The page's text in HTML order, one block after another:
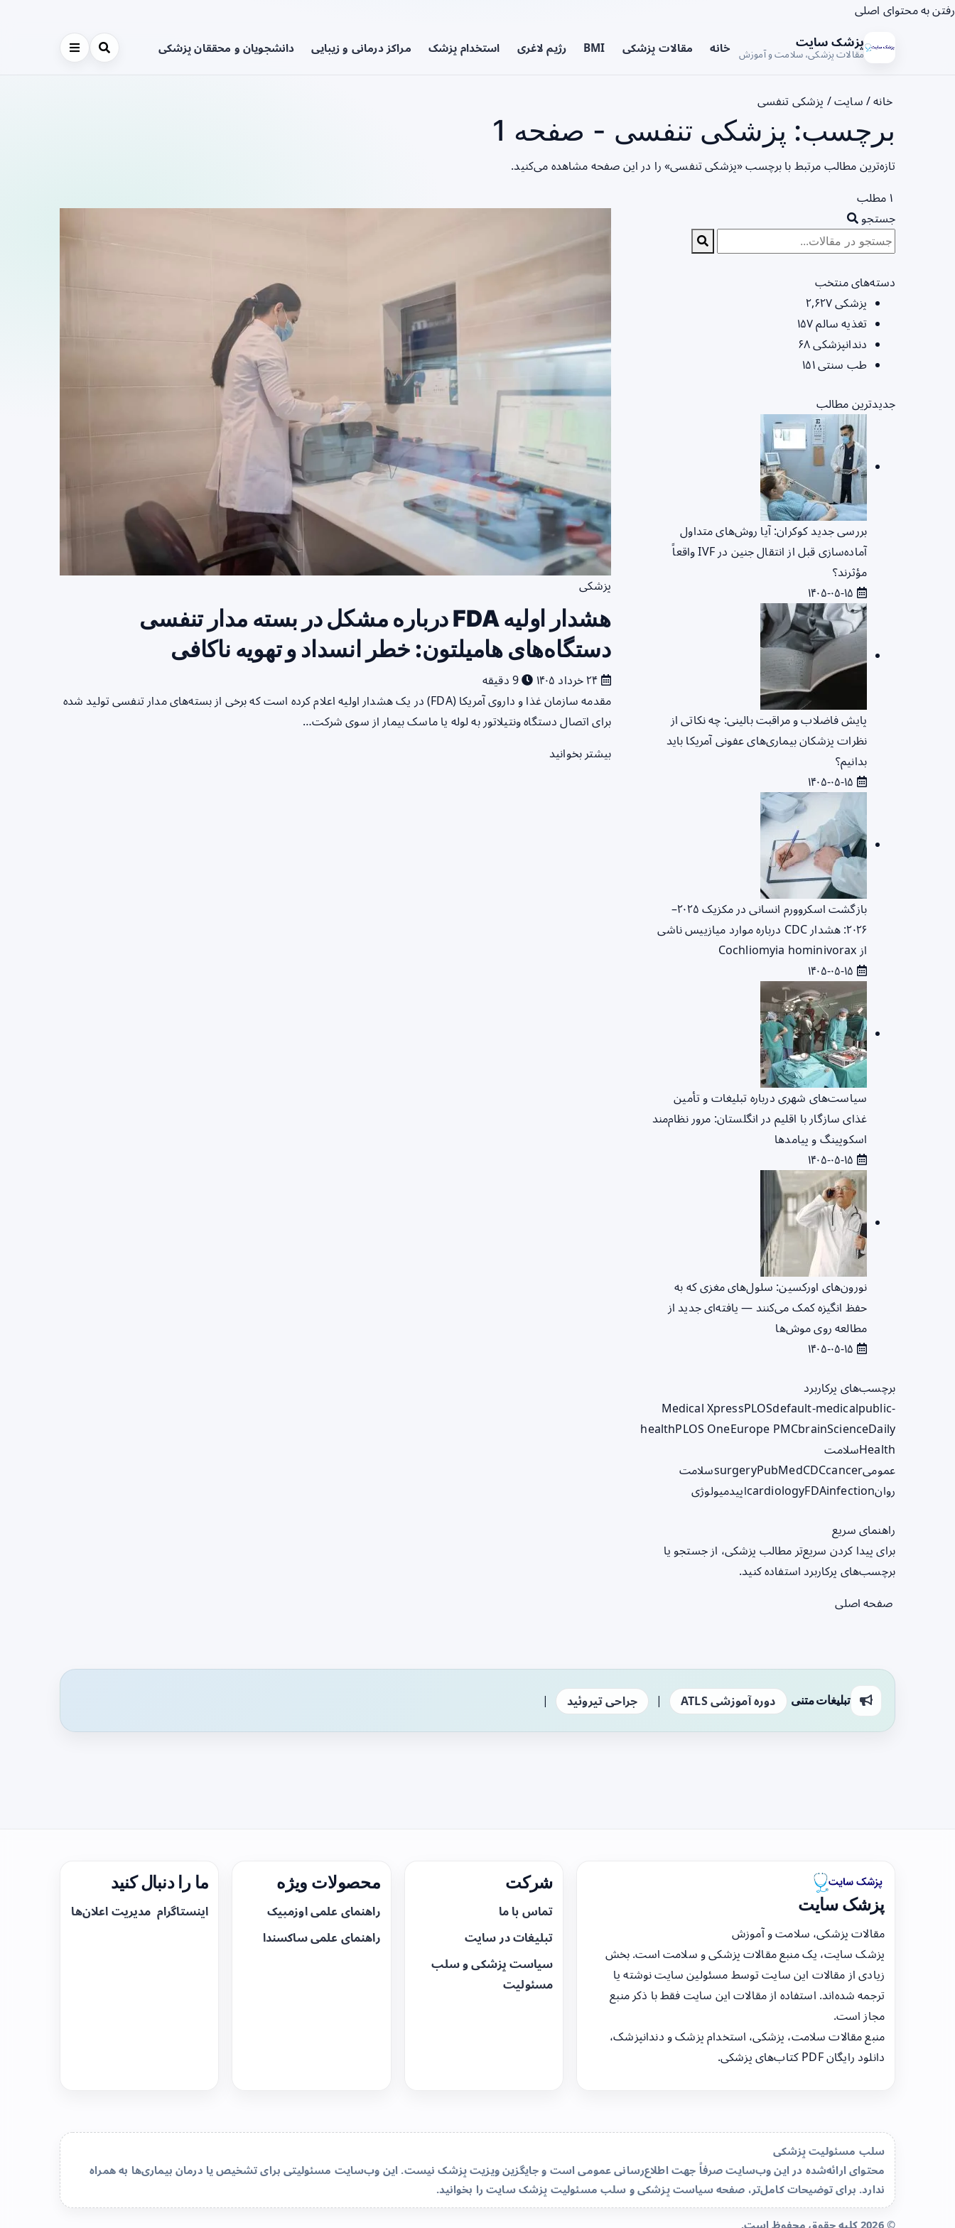
رفتن به محتوای اصلی
پزشک سایت
مقالات پزشکی، سلامت و آموزش خانه مقالات پزشکی BMI رژیم لاغری استخدام پزشک مراکز درمانی و زیبایی دانشجویان و محققان پزشکی
خانه/ سایت/ پزشکی تنفسی
برچسب: پزشکی تنفسی - صفحه 1
تازه‌ترین مطالب مرتبط با برچسب «پزشکی تنفسی» را در این صفحه مشاهده می‌کنید.
۱ مطلب
پزشکی
هشدار اولیه FDA درباره مشکل در بسته مدار تنفسی
دستگاه‌های هامیلتون: خطر انسداد و تهویه ناکافی
9 دقیقه
مقدمه سازمان غذا و داروی آمریکا (FDA) در یک هشدار اولیه اعلام کرده است که برخی از بسته‌های مدار تنفسی تولید شده
برای اتصال دستگاه ونتیلاتور به لوله یا ماسک بیمار از سوی شرکت…
بیشتر بخوانید
جستجو
دسته‌های منتخب
پزشکی۲,۶۲۷
تغذیه سالم۱۵۷
دندانپزشکی۶۸
طب سنتی۱۵۱
جدیدترین مطالب
بررسی جدید کوکران: آیا روش‌های متداول
آماده‌سازی قبل از انتقال جنین در IVF واقعاً
مؤثرند؟
پایش فاضلاب و مراقبت بالینی: چه نکاتی از
نظرات پزشکان بیماری‌های عفونی آمریکا باید
بدانیم؟
بازگشت اسکروورم انسانی در مکزیک ۲۰۲۵–
۲۰۲۶: هشدار CDC درباره موارد میازییس ناشی
از Cochliomyia hominivorax
سیاست‌های شهری درباره تبلیغات و تأمین
غذای سازگار با اقلیم در انگلستان: مرور نظام‌مند
اسکوپینگ و پیامدها
نورون‌های اورکسین: سلول‌های مغزی که به
حفظ انگیزه کمک می‌کنند — یافته‌ای جدید از
مطالعه روی موش‌ها
برچسب‌های پرکاربرد
Medical XpressPLOSdefault-medicalpublic-
healthPLOS OneEurope PMCbrainScienceDaily
Healthسلامت
عمومی
surgeryPubMedCDCcancer
سلامت
روان
cardiologyFDAinfection اپیدمیولوژی
راهنمای سریع
برای پیدا کردن سریع‌تر مطالب پزشکی، از جستجو یا
برچسب‌های پرکاربرد استفاده کنید.
صفحه اصلی
تبلیغات متنی دوره آموزشی ATLS | جراحی تیروئید |
پزشک سایت
مقالات پزشکی، سلامت و آموزش
پزشک سایت، یک منبع مقالات پزشکی و سلامت است. بخش
زیادی از مقالات این سایت توسط مسئولین سایت نوشته یا
ترجمه شده‌اند. استفاده از مقالات این سایت فقط با ذکر منبع
مجاز است.
منبع مقالات سلامت، پزشکی، استخدام پزشک و دندانپزشک،
دانلود رایگان PDF کتاب‌های پزشکی.
شرکت
تماس با ما
تبلیغات در سایت
سیاست پزشکی و سلب
مسئولیت
محصولات ویژه
راهنمای علمی اوزمپیک
راهنمای علمی ساکسندا
ما را دنبال کنید
اینستاگرام مدیریت اعلان‌ها
سلب مسئولیت پزشکی
محتوای ارائه‌شده در این وب‌سایت صرفاً جهت اطلاع‌رسانی عمومی است و جایگزین ویزیت پزشک نیست. این وب‌سایت مسئولیتی برای تشخیص یا درمان بیماری‌ها به همراه
ندارد. برای توضیحات کامل‌تر، صفحهسیاست پزشکی و سلب مسئولیت پزشک سایترا بخوانید.
© 2026 کلیه حقوق محفوظ است.